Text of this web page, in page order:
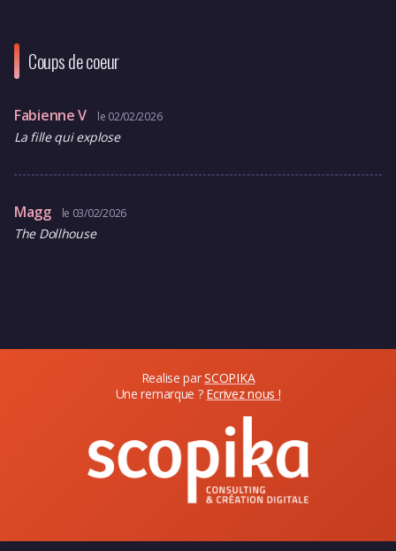
Coups de coeur
Fabienne V le 02/02/2026
La fille qui explose
Magg le 03/02/2026
The Dollhouse
Realise parSCOPIKA
Une remarque ? Ecrivez nous !